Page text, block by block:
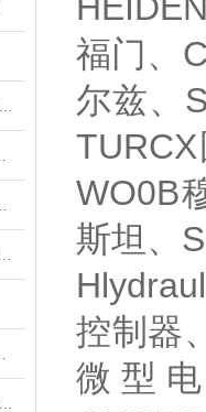
福门、
尔兹、
WO0B
斯坦、
控制器
微型